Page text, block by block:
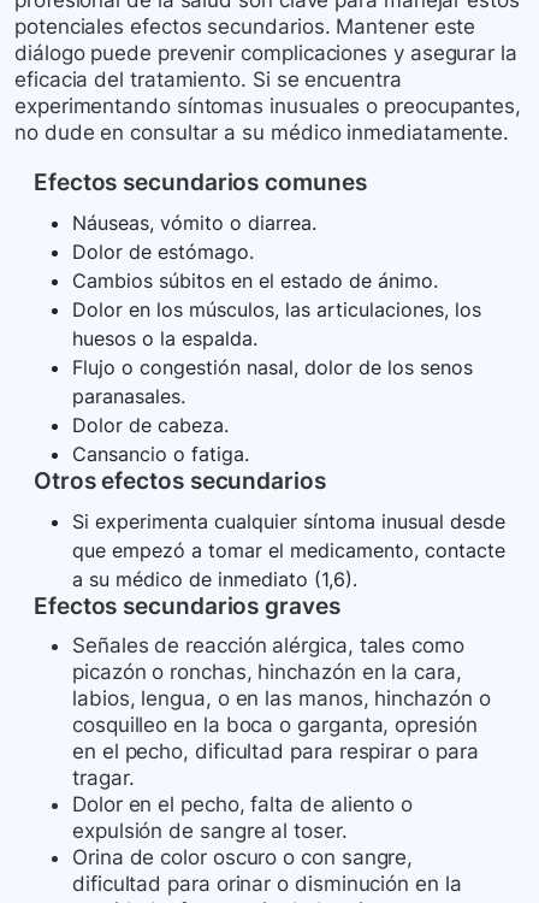
potenciales efectos secundarios. Mantener este
diálogo puede prevenir complicaciones y asegurar la
eficacia del tratamiento. Si se encuentra
experimentando síntomas inusuales o preocupantes,
no dude en consultar a su médico inmediatamente.
Efectos secundarios comunes
Náuseas, vómito o diarrea.
Dolor de estómago.
Cambios súbitos en el estado de ánimo.
Dolor en los músculos, las articulaciones, los
huesos o la espalda.
Flujo o congestión nasal, dolor de los senos
paranasales.
Dolor de cabeza.
Cansancio o fatiga.
Otros efectos secundarios
Si experimenta cualquier síntoma inusual desde
que empezó a tomar el medicamento, contacte
a su médico de inmediato (1,6).
Efectos secundarios graves
Señales de reacción alérgica, tales como
picazón o ronchas, hinchazón en la cara,
labios, lengua, o en las manos, hinchazón o
cosquilleo en la boca o garganta, opresión
en el pecho, dificultad para respirar o para
tragar.
Dolor en el pecho, falta de aliento o
expulsión de sangre al toser.
Orina de color oscuro o con sangre,
dificultad para orinar o disminución en la